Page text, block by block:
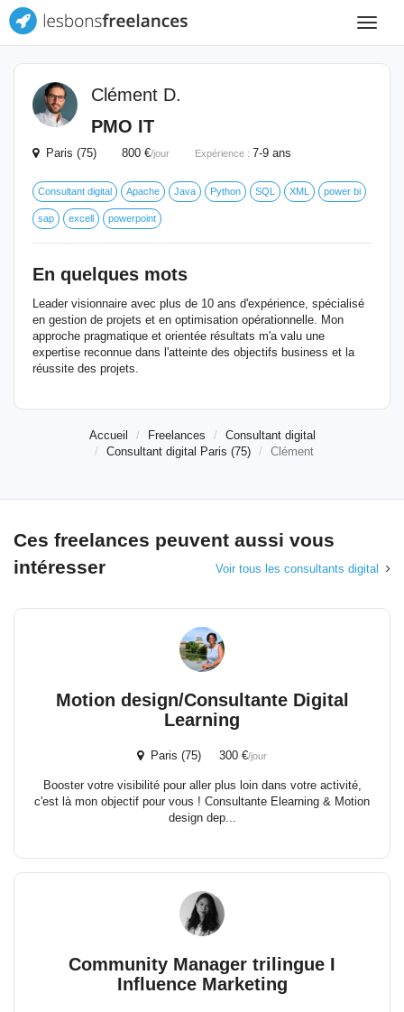
Toggle
Clément D.
PMO IT
Paris (75) 800 €/jour Expérience : 7-9 ans
Consultant digital Apache Java Python SQL XML power bi
sap excell powerpoint
En quelques mots
Leader visionnaire avec plus de 10 ans d'expérience, spécialisé
en gestion de projets et en optimisation opérationnelle. Mon
approche pragmatique et orientée résultats m'a valu une
expertise reconnue dans l'atteinte des objectifs business et la
réussite des projets.
Accueil Freelances
Consultant digital
Consultant digital Paris (75)
Clément
Ces freelances peuvent aussi vous
intéresser
Voir tous les consultants digital
Motion design/Consultante Digital
Learning
Paris (75) 300 €/jour
Booster votre visibilité pour aller plus loin dans votre activité,
c'est là mon objectif pour vous ! Consultante Elearning & Motion
design dep...
Community Manager trilingue I
Influence Marketing